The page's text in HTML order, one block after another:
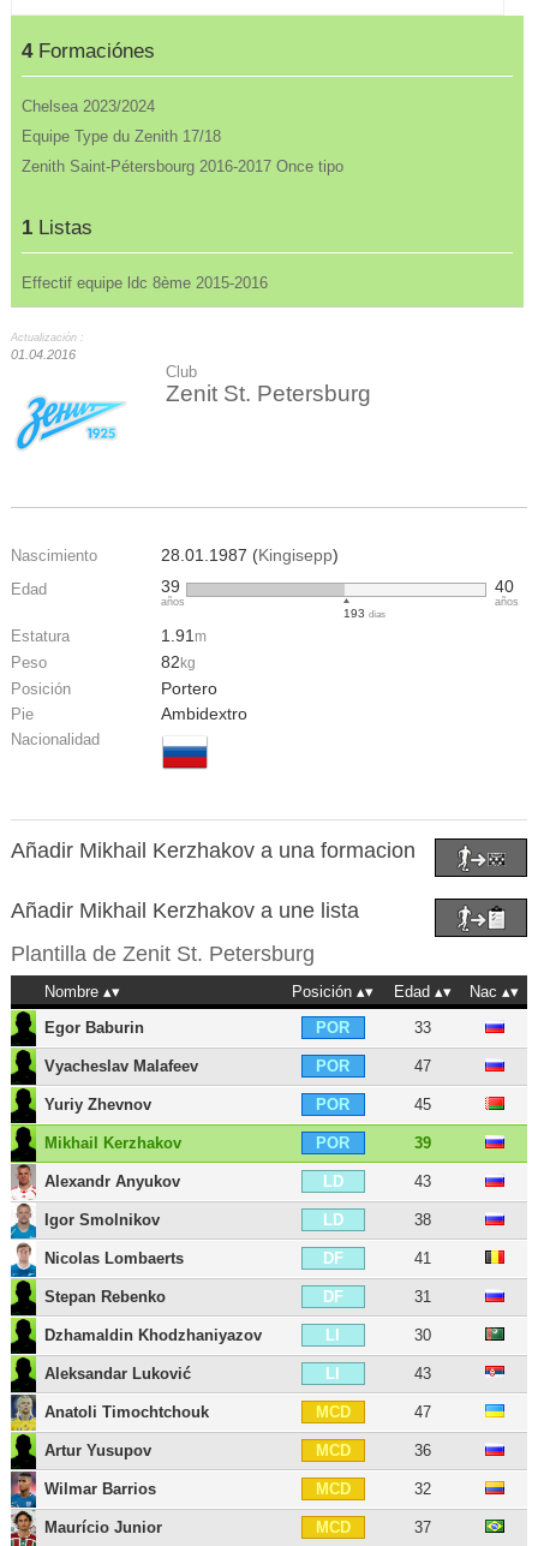
4Formaciónes
Chelsea 2023/2024
Equipe Type du Zenith 17/18
Zenith Saint-Pétersbourg 2016-2017 Once tipo
1 Listas
Effectif equipe ldc 8ème 2015-2016
Actualización :
01.04.2016
Club
Zenit St. Petersburg
Nascimiento 28.01.1987 (Kingisepp)
Edad 39
años
193días
40
años
Estatura 1.91m
Peso 82 kg
Posición Portero
Pie Ambidextro
Nacionalidad
Añadir Mikhail Kerzhakov a una formacion
Añadir Mikhail Kerzhakov a une lista
Plantilla de Zenit St. Petersburg
Nombre Posición Edad
Nac
Egor Baburin
POR 33
Vyacheslav Malafeev POR 47
Yuriy Zhevnov POR 45
Mikhail Kerzhakov POR 39
Alexandr Anyukov LD 43
Igor Smolnikov LD 38
Nicolas Lombaerts DF 41
Stepan Rebenko DF 31
Dzhamaldin Khodzhaniyazov LI 30
Aleksandar Luković LI 43
Anatoli Timochtchouk MCD 47
Artur Yusupov MCD 36
Wilmar Barrios MCD 32
Maurício Junior MCD 37